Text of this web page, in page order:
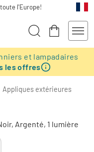
l'Europe!
et lampadaires
les offres
Appliques extérieures